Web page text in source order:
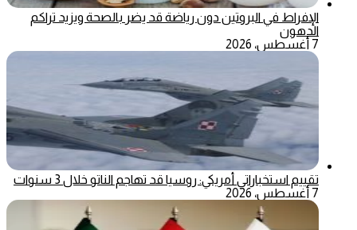
الإفراط في البروتين دون رياضة قد يضر بالصحة ويزيد تراكم
الدهون
7 أغسطس، 2026
تقييم استخباراتي أمريكي: روسيا قد تهاجم الناتو خلال 3 سنوات
7 أغسطس، 2026